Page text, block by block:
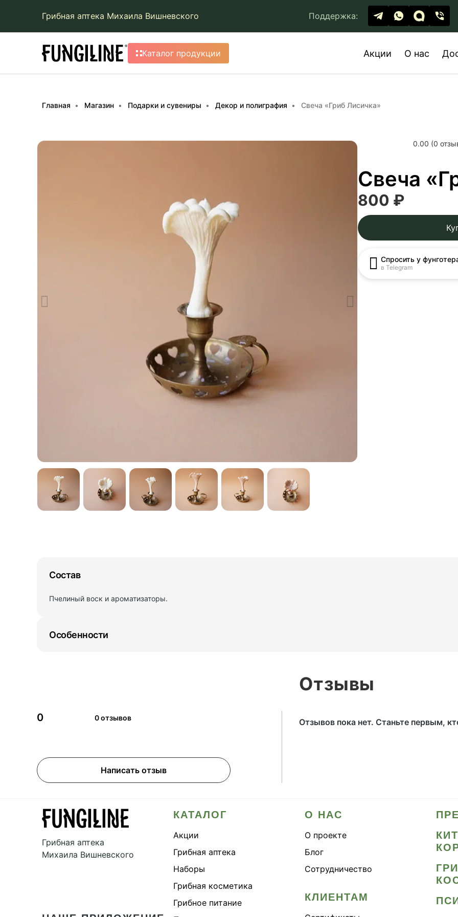
Грибная аптека Михаила Вишневского Поддержка:
Каталог продукции Акции О нас
Главная Магазин Подарки и сувениры Декор и полиграфия Свеча «Гриб Лисичка»
0.00 (0
Свеча
800 ₽
Спросить у
в Telegram
Состав
Пчелиный воск и ароматизаторы.
Особенности
0 0 отзывов
Написать отзыв
Отзывы
Отзывов пока нет. Станьте первым,
Грибная аптека
Михаила Вишневского
КАТАЛОГ
Акции
Грибная аптека
Наборы
Грибная косметика
Грибное питание
О НАС
О проекте
Блог
Сотрудничество
КЛИЕНТАМ